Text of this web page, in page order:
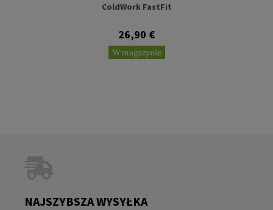
ColdWork FastFit
26,90 €
W magazynie
NAJSZYBSZA WYSYŁKA